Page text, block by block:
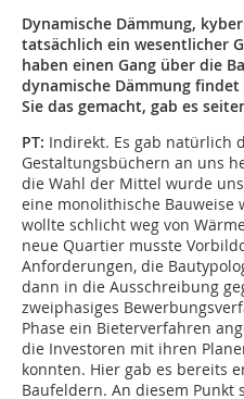
Dynamische Dämmung,
tatsächlich ein wesentlicher
haben einen Gang über die
dynamische Dämmung
Sie das gemacht, gab es
PT: Indirekt. Es gab natürlich
Gestaltungsbüchern an uns
die Wahl der Mittel wurde
eine monolithische Bauweise
wollte schlicht weg von
neue Quartier musste
Anforderungen, die
dann in die Ausschreibung
zweiphasiges
Phase ein Bieterverfahren
die Investoren mit ihren
konnten. Hier gab es bereits
Baufeldern. An diesem